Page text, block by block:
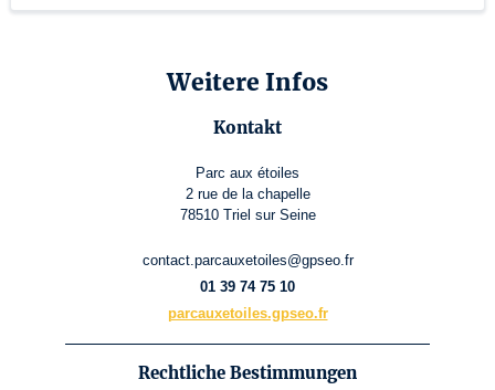
Weitere Infos
Kontakt
Parc aux étoiles
2 rue de la chapelle
78510 Triel sur Seine
contact.parcauxetoiles@gpseo.fr
01 39 74 75 10
parcauxetoiles.gpseo.fr
Rechtliche Bestimmungen